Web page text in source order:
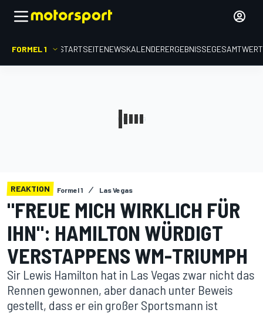
FORMEL 1 STARTSEITENEWSKALENDERERGEBNISSE
REAKTION Formel 1 Las Vegas
"FREUE MICH WIRKLICH FÜR
IHN": HAMILTON WÜRDIGT
VERSTAPPENS WM-TRIUMPH
Sir Lewis Hamilton hat in Las Vegas zwar nicht das
Rennen gewonnen, aber danach unter Beweis
gestellt, dass er ein großer Sportsmann ist